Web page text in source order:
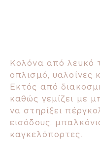
Κολόνα από λευκό
οπλισμό, υαλοΐνες
Εκτός από
καθώς γεμίζει με
να στηρίξει
εισόδους,
καγκελόπορτες.